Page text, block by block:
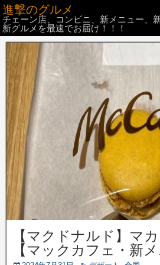
進撃のグルメ
チェーン店、コンビニ、新メニュー、
新グルメを最速でお届け！！！
【マクドナルド】マ
【マックカフェ・新メ